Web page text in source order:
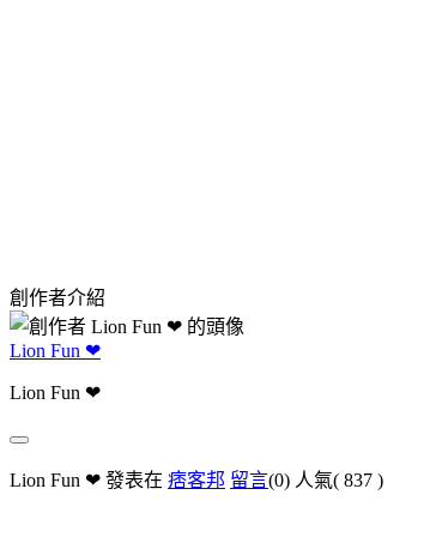
創作者介紹
Lion Fun ❤
Lion Fun ❤
Lion Fun ❤ 發表在 痞客邦 留言(0) 人氣( 837 )